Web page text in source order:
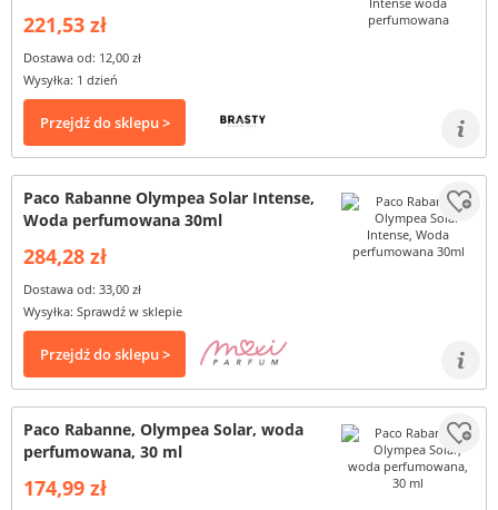
221,53 zł
Dostawa od: 12,00 zł
Wysyłka: 1 dzień
Przejdź do sklepu >
Paco Rabanne Olympea Solar Intense,
Woda perfumowana 30ml
284,28 zł
Dostawa od: 33,00 zł
Wysyłka: Sprawdź w sklepie
Przejdź do sklepu >
Paco Rabanne, Olympea Solar, woda
perfumowana, 30 ml
174,99 zł